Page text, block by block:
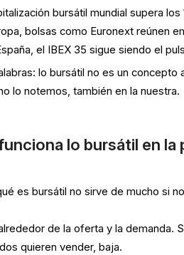
bursátil mundial supera
bolsas como Euronext reúnen
el IBEX 35 sigue siendo el
lo bursátil no es un
lo notemos, también en la nuestra.
lo bursátil en la
es bursátil no sirve de mucho si
de la oferta y la demanda.
quieren vender, baja.